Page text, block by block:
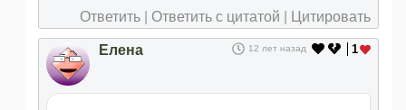
Ответить Ответить с цитатой Цитировать
1
Елена 12 лет назад